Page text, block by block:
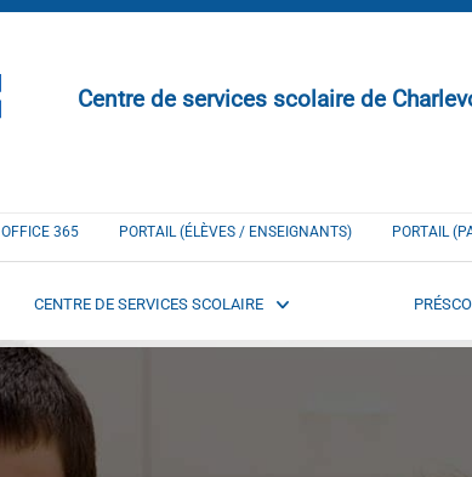
Centre de services scolaire de
OFFICE 365 PORTAIL (ÉLÈVES / ENSEIGNANTS) PORTAIL
CENTRE DE SERVICES SCOLAIRE